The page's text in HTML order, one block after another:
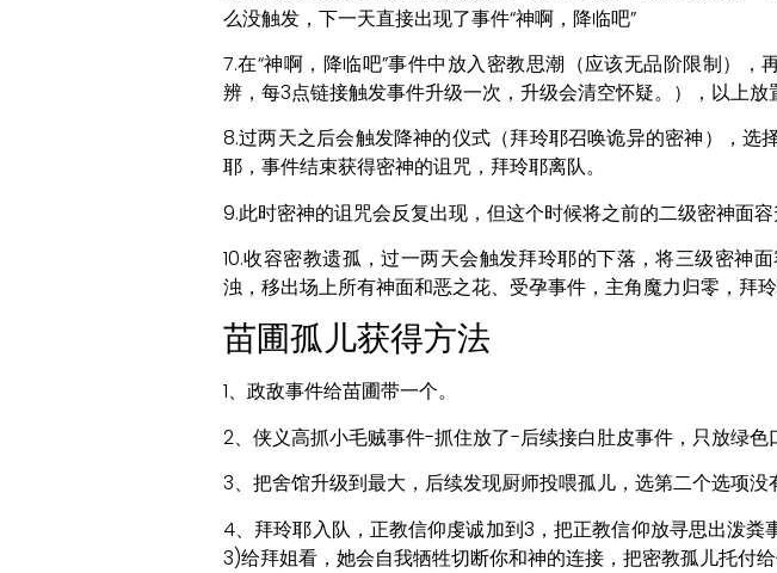
么没触发，下一天直接出现了事件“神啊，降临吧”
7.在“神啊，降临吧”事件中放入密教思潮（应该无品阶限制）
辨，每3点链接触发事件升级一次，升级会清空怀疑。），以上
8.过两天之后会触发降神的仪式（拜玲耶召唤诡异的密神），
耶，事件结束获得密神的诅咒，拜玲耶离队。
9.此时密神的诅咒会反复出现，但这个时候将之前的二级密神面
10.收容密教遗孤，过一两天会触发拜玲耶的下落，将三级密神
浊，移出场上所有神面和恶之花、受孕事件，主角魔力归零，拜玲
苗圃孤儿获得方法
1、政敌事件给苗圃带一个。
2、侠义高抓小毛贼事件-抓住放了-后续接白肚皮事件，只放绿色
3、把舍馆升级到最大，后续发现厨师投喂孤儿，选第二个选项
4、拜玲耶入队，正教信仰虔诚加到3，把正教信仰放寻思出泼
3)给拜姐看，她会自我牺牲切断你和神的连接，把密教孤儿托付